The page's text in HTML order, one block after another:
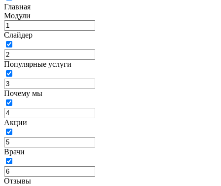
Главная
Модули
Слайдер
Популярные услуги
Почему мы
Акции
Врачи
Отзывы